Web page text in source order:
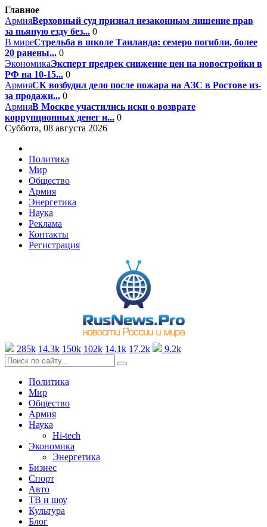
Главное
АрмияВерховный суд признал незаконным лишение прав
за пьяную езду без... 0
В миреСтрельба в школе Таиланда: семеро погибли, более
20 ранены... 0
ЭкономикаЭксперт предрек снижение цен на новостройки в
РФ на 10-15... 0
АрмияСК возбудил дело после пожара на АЗС в Ростове из-
за продажи... 0
АрмияВ Москве участились иски о возврате
коррупционных денег и... 0
Суббота, 08 августа 2026
Политика
Мир
Общество
Армия
Энергетика
Наука
Реклама
Контакты
Регистрация
285k 14.3k 150k 102k 14.1k 17.2k 9.2k
Политика
Мир
Общество
Армия
Наука
Hi-tech
Экономика
Энергетика
Бизнес
Спорт
Авто
ТВ и шоу
Культура
Блог